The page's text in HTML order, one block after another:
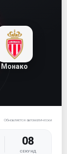
Монако
Обновляется автоматически
08
СЕКУНД